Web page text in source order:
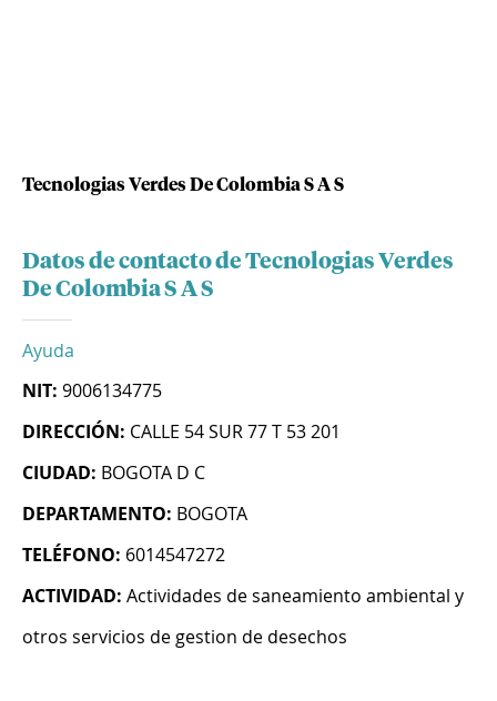
Tecnologias Verdes De Colombia S A S
Datos de contacto de Tecnologias Verdes
De Colombia S A S
Ayuda
NIT: 9006134775
DIRECCIÓN: CALLE 54 SUR 77 T 53 201
CIUDAD: BOGOTA D C
DEPARTAMENTO: BOGOTA
TELÉFONO: 6014547272
ACTIVIDAD: Actividades de saneamiento ambiental y
otros servicios de gestion de desechos